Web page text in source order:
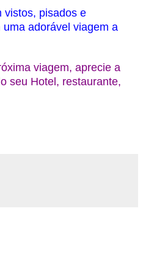
vistos, pisados e
adorável viagem a
viagem, aprecie a
seu Hotel, restaurante,